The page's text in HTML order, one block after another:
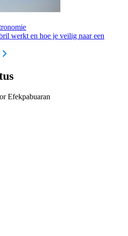
werkt en hoe je veilig naar een
Efekpabuaran